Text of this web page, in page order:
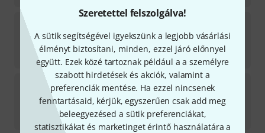
Szeretettel felszolgálva!
A sütik segítségével igyekszünk a legjobb vásárlási
élményt biztosítani, minden, ezzel járó előnnyel
együtt. Ezek közé tartoznak például a a személyre
szabott hirdetések és akciók, valamint a
preferenciák mentése. Ha ezzel nincsenek
fenntartásaid, kérjük, egyszerűen csak add meg
beleegyezésed a sütik preferenciákat,
statisztikákat és marketinget érintő használatára a
Stagebag PSR-E/ CTK
7
Azonnal szállítható
29 790 Ft
Soundwear Dust Cover Small Black
Azonnal szállítható
9 699Ft